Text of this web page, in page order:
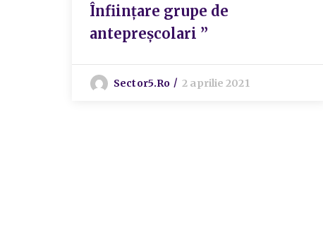
Înființare grupe de
antepreșcolari ”
Sector5.ro 2 aprilie 2021